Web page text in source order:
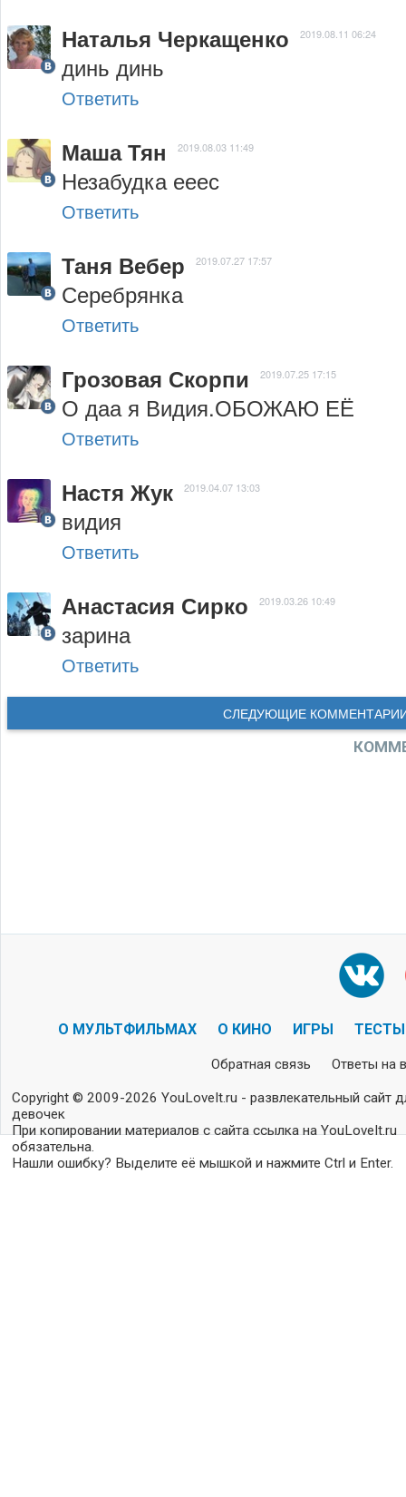
Наталья Черкащенко 2019.08.11 06:24
динь динь
Ответить
Маша Тян 2019.08.03 11:49
Незабудка ееес
Ответить
Таня Вебер 2019.07.27 17:57
Серебрянка
Ответить
Грозовая Скорпи 2019.07.25 17:15
О даа я Видия.ОБОЖАЮ ЕЁ
Ответить
Настя Жук 2019.04.07 13:03
видия
Ответить
Анастасия Сирко 2019.03.26 10:49
зарина
Ответить
СЛЕДУЮЩИЕ
О МУЛЬТФИЛЬМАХ О КИНО ИГРЫ ТЕСТЫ
Обратная связь Ответы на
Copyright © 2009-2026 YouLoveIt.ru - развлекательный сайт
девочек
При копировании материалов с сайта ссылка на YouLoveIt.ru
обязательна.
Нашли ошибку? Выделите её мышкой и нажмите Ctrl и Enter.